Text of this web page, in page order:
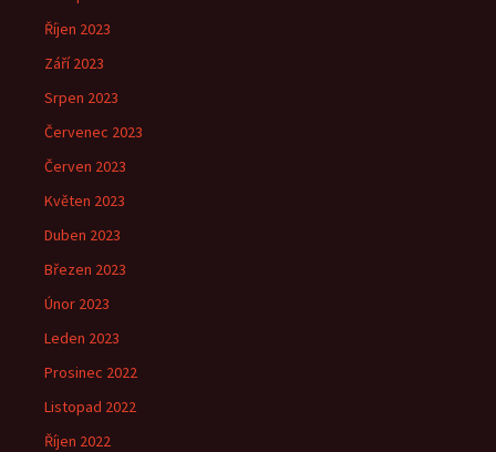
Říjen 2023
Září 2023
Srpen 2023
Červenec 2023
Červen 2023
Květen 2023
Duben 2023
Březen 2023
Únor 2023
Leden 2023
Prosinec 2022
Listopad 2022
Říjen 2022